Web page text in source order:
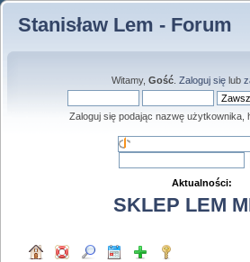
Stanisław Lem - Forum
Witamy, Gość. Zaloguj sięlub
Zaloguj się podając nazwę użytkownika,
Aktualności:
SKLEP LEM